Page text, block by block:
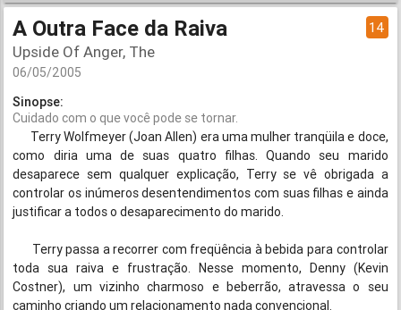
A Outra Face da Raiva 14
Upside Of Anger, The
06/05/2005
Sinopse:
Cuidado com o que você pode se tornar.
Terry Wolfmeyer (Joan Allen) era uma mulher tranqüila e doce,
como diria uma de suas quatro filhas. Quando seu marido
desaparece sem qualquer explicação, Terry se vê obrigada a
controlar os inúmeros desentendimentos com suas filhas e ainda
justificar a todos o desaparecimento do marido.
Terry passa a recorrer com freqüência à bebida para controlar
toda sua raiva e frustração. Nesse momento, Denny (Kevin
Costner), um vizinho charmoso e beberrão, atravessa o seu
caminho criando um relacionamento nada convencional.